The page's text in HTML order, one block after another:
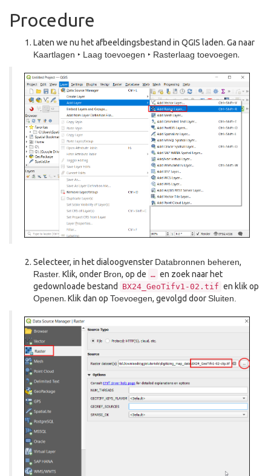
Procedure
Laten we nu het afbeeldingsbestand in QGIS laden. Ga naar
Kaartlagen ‣ Laag toevoegen ‣ Rasterlaag toevoegen.
Selecteer, in het dialoogvenster Databronnen beheren,
Raster. Klik, onder Bron, op de … en zoek naar het
gedownloade bestand
BX24_GeoTifv1-02.tif en klik op
Openen. Klik dan op Toevoegen, gevolgd doorSluiten.